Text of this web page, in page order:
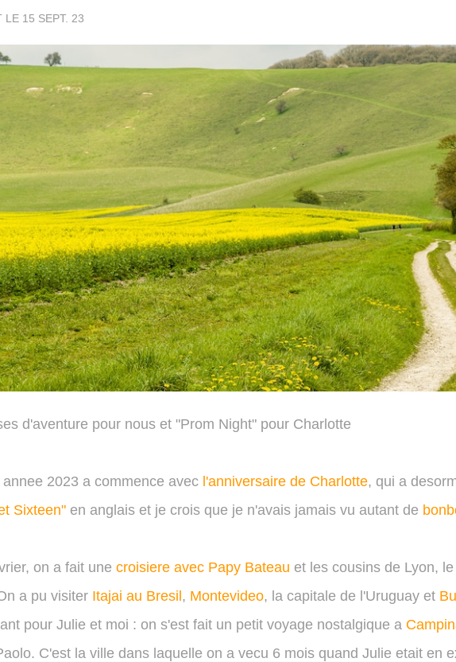
LE 15 SEPT. 23
d'aventure pour nous et "Prom Night" pour Charlotte
annee 2023 a commence avec l'anniversaire de Charlotte, qui a
Sixteen" en anglais et je crois que je n'avais jamais vu autant de
on a fait une croisiere avec Papy Bateau et les cousins de Lyon,
a pu visiter Itajai au Bresil, Montevideo, la capitale de l'Uruguay et
pour Julie et moi : on s'est fait un petit voyage nostalgique a
C'est la ville dans laquelle on a vecu 6 mois quand Julie etait en